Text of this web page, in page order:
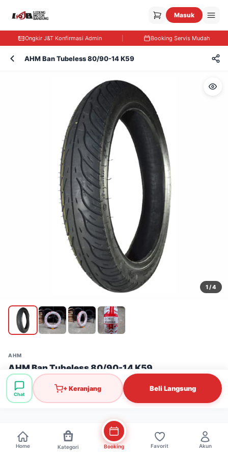
Masuk
Ongkir J&T Konfirmasi Admin Booking Servis Mudah
AHM Ban Tubeless 80/90-14 K59
1/ 4
AHM
AHM Ban Tubeless 80/90-14 K59
Stok: 10 pcs
Rp240.000
Chat
+ Keranjang Beli Langsung
Home Kategori Booking Favorit Akun